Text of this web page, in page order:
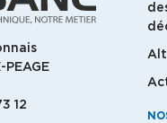
PEAGE
12